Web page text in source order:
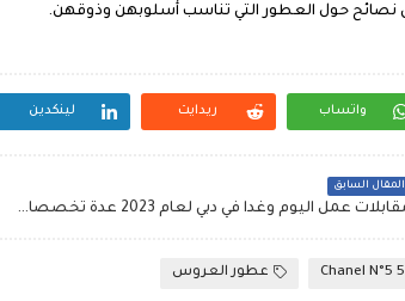
حول العطور التي تناسب أسلوبهن وذوقهن.
واتساب ريدايت لينكدين
المقال السابق
مقابلات عمل اليوم وغداً في دبي لعام 2023 عدة تخصصات _ منصة الخليجي
عطور العروس